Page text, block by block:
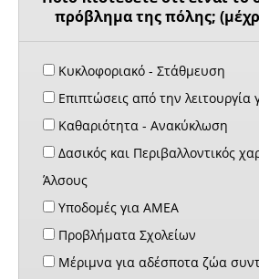
πρόβλημα της πόλης;
Κυκλοφοριακό - Στάθμευση
Επιπτώσεις από την λειτουργία
Καθαριότητα - Ανακύκλωση
Δασικός και Περιβαλλοντικός
Άλσους
Υποδομές για ΑΜΕΑ
Προβλήματα Σχολείων
Μέριμνα για αδέσποτα ζώα